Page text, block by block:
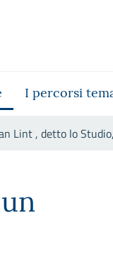
I percorsi
Lint , detto lo